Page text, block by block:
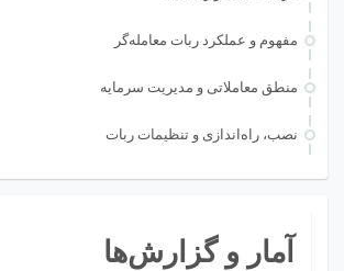
مفهوم و عملکرد ربات معامله‌گر
منطق معاملاتی و مدیریت سرمایه
نصب، راه‌اندازی و تنظیمات ربات
آمار و گزارش‌ها